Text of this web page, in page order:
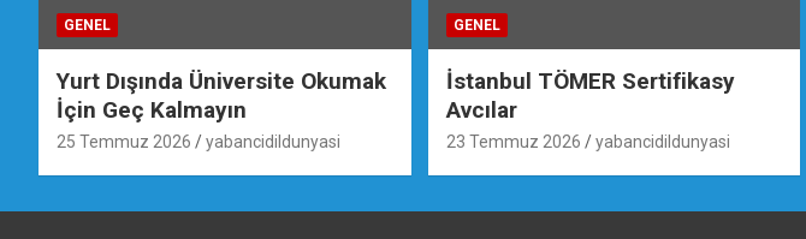
GENEL
Yurt Dışında Üniversite Okumak
İçin Geç Kalmayın
25 Temmuz 2026 yabancidildunyasi
GENEL
İstanbul TÖMER Sertifikasy
Avcılar
23 Temmuz 2026 yabancidildunyasi